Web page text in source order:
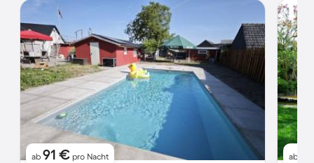
ab 91 € pro Nacht ab